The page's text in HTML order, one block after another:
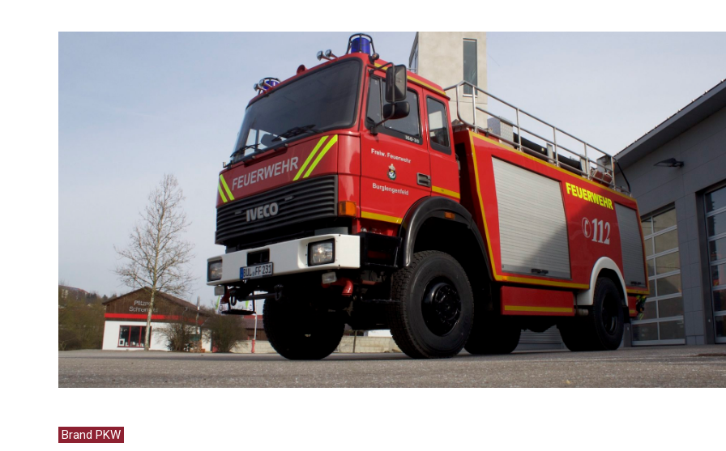
Brand PKW